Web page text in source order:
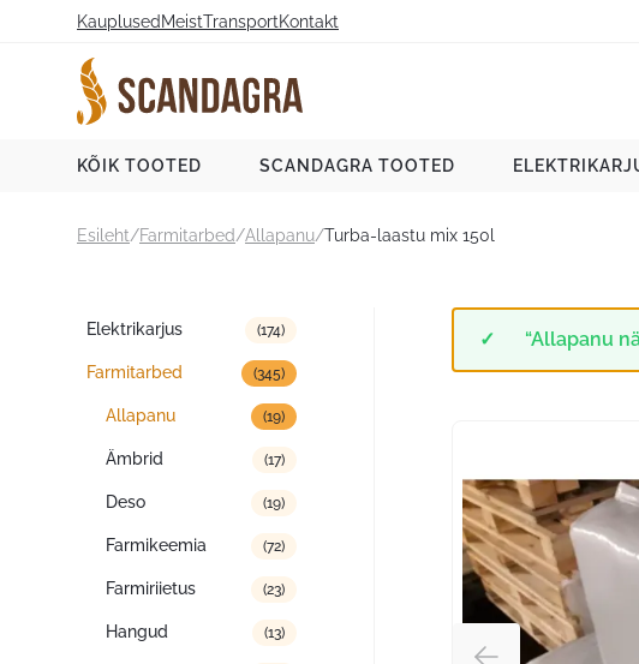
Kauplused MeistTransportKontakt
KÕIK TOOTED SCANDAGRA TOOTED
Esileht/Farmitarbed/Allapanu/Turba-laastu mix 150l
Tootekategooriad
Elektrikarjus (174)
Farmitarbed (345)
Allapanu (19)
Ämbrid (17)
Deso (19)
Farmikeemia (72)
Farmiriietus (23)
Hangud (13)
“Allapanu